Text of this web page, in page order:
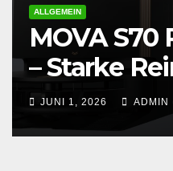
ALLGEMEIN
MOVA S70
– Starke
fairen Preis?
JUNI 1, 2026 ADMIN